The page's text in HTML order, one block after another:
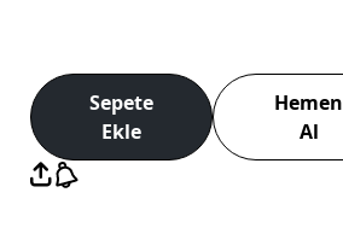
Sepete
Ekle
Hemen
Al